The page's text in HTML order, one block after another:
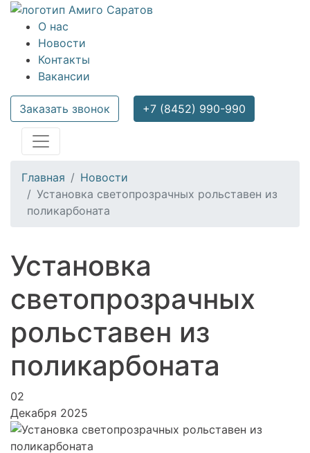
О нас
Новости
Контакты
Вакансии
Заказать звонок +7 (8452) 990-990
Главная
Новости
Установка светопрозрачных рольставен из
поликарбоната
Установка
светопрозрачных
рольставен из
поликарбоната
02
Декабря 2025